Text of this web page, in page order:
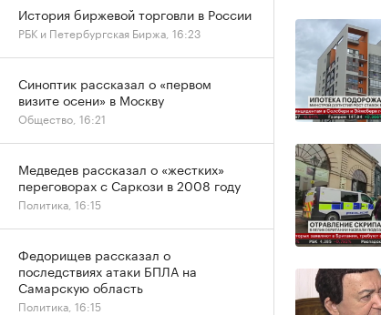
История биржевой торговли в России
РБК и Петербургская Биржа, 16:23
Синоптик рассказал о «первом
визите осени» в Москву
Общество, 16:21
Медведев рассказал о «жестких»
переговорах с Саркози в 2008 году
Политика, 16:15
Федорищев рассказал о
последствиях атаки БПЛА на
Самарскую область
Политика, 16:15